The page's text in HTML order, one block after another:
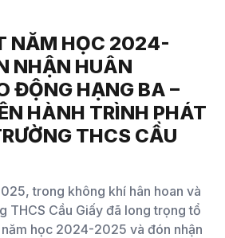
NĂM HỌC 2024-
NHẬN HUÂN
ĐỘNG HẠNG BA –
HÀNH TRÌNH PHÁT
THCS CẦU
trong không khí hân hoan và
THCS Cầu Giấy đã long trọng tổ
học 2024-2025 và đón nhận